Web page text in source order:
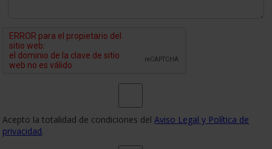
Acepto la totalidad de condiciones delAviso Legal y Política de
privacidad.